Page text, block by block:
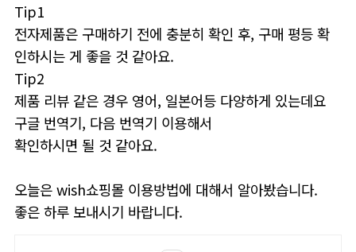
Tip1
전자제품은 구매하기 전에 충분히 확인 후, 구매 평등 확
인하시는 게 좋을 것 같아요.
Tip2
제품 리뷰 같은 경우 영어, 일본어등 다양하게 있는데요
구글 번역기, 다음 번역기 이용해서
확인하시면 될 것 같아요.
오늘은 wish쇼핑몰 이용방법에 대해서 알아봤습니다.
좋은 하루 보내시기 바랍니다.